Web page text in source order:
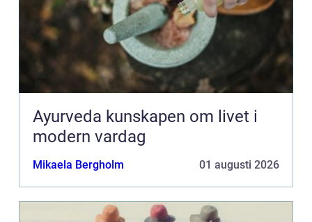
Ayurveda kunskapen om livet i
modern vardag
Mikaela Bergholm 01 augusti 2026